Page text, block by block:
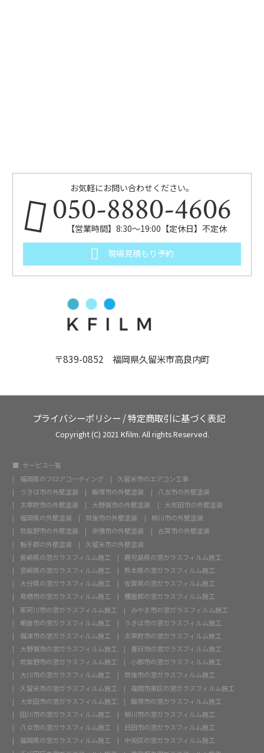
お気軽にお問い合わせください。
050-8880-4606
【営業時間】8:30～19:00【定休日】不定休
現場見積もり予約
〒839-0852 福岡県久留米市高良内町
プライバシーポリシー /特定商取引に基づく表記
Copyright (C) 2021 Kfilm. All rights Reserved.
サービス一覧
福岡県のフロアコーティング
久留米市のエアコン工事
うきは市の外壁塗装
飯塚市の外壁塗装
八女市の外壁塗装
太宰府市の外壁塗装
大野城市の外壁塗装
大牟田市の外壁塗装
福岡県の外壁塗装
筑後市の外壁塗装
柳川市の外壁塗装
筑紫野市の外壁塗装
宗像市の外壁塗装
古賀市の外壁塗装
鞍手郡の外壁塗装
久留米市の外壁塗装
長崎県の窓ガラスフィルム施工
鹿児島県の窓ガラスフィルム施工
宮崎県の窓ガラスフィルム施工
熊本県の窓ガラスフィルム施工
大分県の窓ガラスフィルム施工
佐賀県の窓ガラスフィルム施工
鳥栖市の窓ガラスフィルム施工
糟屋郡の窓ガラスフィルム施工
那珂川市の窓ガラスフィルム施工
みやま市の窓ガラスフィルム施工
朝倉市の窓ガラスフィルム施工
うきは市の窓ガラスフィルム施工
福津市の窓ガラスフィルム施工
太宰府市の窓ガラスフィルム施工
大野城市の窓ガラスフィルム施工
春日市の窓ガラスフィルム施工
筑紫野市の窓ガラスフィルム施工
小郡市の窓ガラスフィルム施工
大川市の窓ガラスフィルム施工
筑後市の窓ガラスフィルム施工
久留米市の窓ガラスフィルム施工
福岡市東区の窓ガラスフィルム施工
大牟田市の窓ガラスフィルム施工
飯塚市の窓ガラスフィルム施工
田川市の窓ガラスフィルム施工
柳川市の窓ガラスフィルム施工
八女市の窓ガラスフィルム施工
日田市の窓ガラスフィルム施工
福岡県の窓ガラスフィルム施工
中央区の窓ガラスフィルム施工